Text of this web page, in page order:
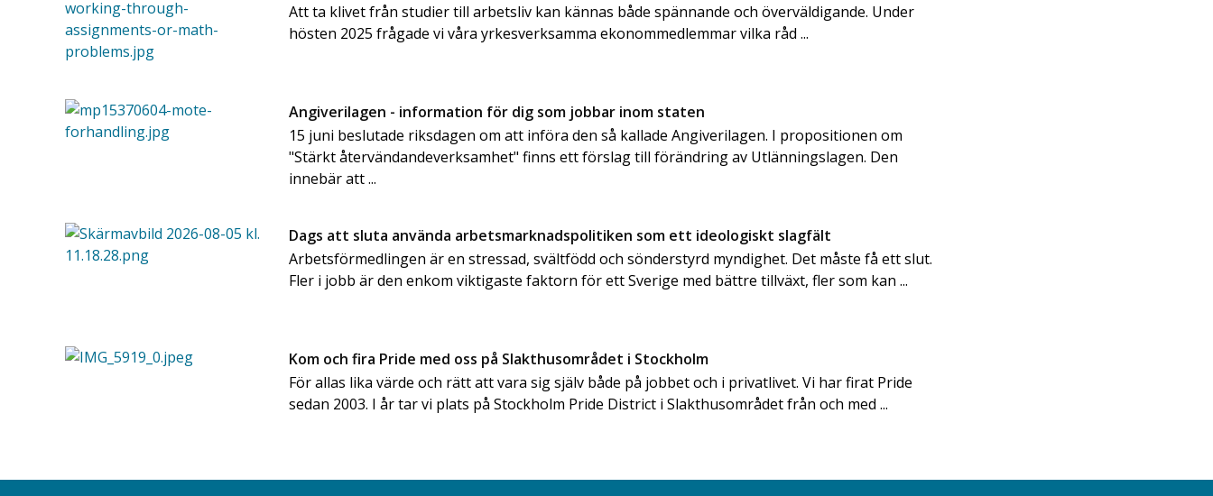
Att ta klivet från studier till arbetsliv kan kännas både spännande och överväldigande. Under
hösten 2025 frågade vi våra yrkesverksamma ekonommedlemmar vilka råd ...
Angiverilagen - information för dig som jobbar inom staten
15 juni beslutade riksdagen om att införa den så kallade Angiverilagen. I propositionen om
"Stärkt återvändandeverksamhet" finns ett förslag till förändring av Utlänningslagen. Den
innebär att ...
Dags att sluta använda arbetsmarknadspolitiken som ett ideologiskt slagfält
Arbetsförmedlingen är en stressad, svältfödd och sönderstyrd myndighet. Det måste få ett slut.
Fler i jobb är den enkom viktigaste faktorn för ett Sverige med bättre tillväxt, fler som kan ...
Kom och fira Pride med oss på Slakthusområdet i Stockholm
För allas lika värde och rätt att vara sig själv både på jobbet och i privatlivet. Vi har firat Pride
sedan 2003. I år tar vi plats på Stockholm Pride District i Slakthusområdet från och med ...